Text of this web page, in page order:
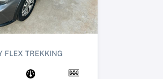
FLEX TREKKING